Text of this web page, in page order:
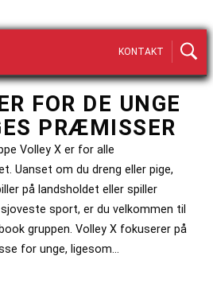
KONTAKT
FOR DE UNGE
PRÆMISSER
Volley X er for alle
Uanset om du dreng eller pige,
på landsholdet eller spiller
sport, er du velkommen til
gruppen. Volley X fokuserer på
for unge, ligesom…